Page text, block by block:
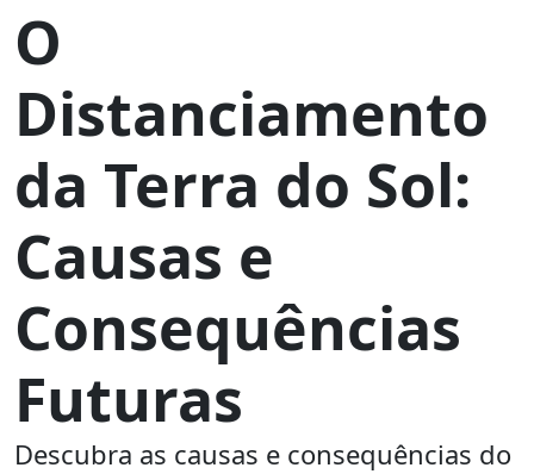
O
Distanciamento
da Terra do Sol:
Causas e
Consequências
Futuras
Descubra as causas e consequências do